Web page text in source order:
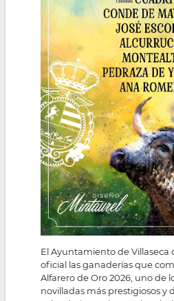
El Ayuntamiento de Villaseca
oficial las ganaderías que
Alfarero de Oro 2026, uno de
novilladas más prestigiosos y